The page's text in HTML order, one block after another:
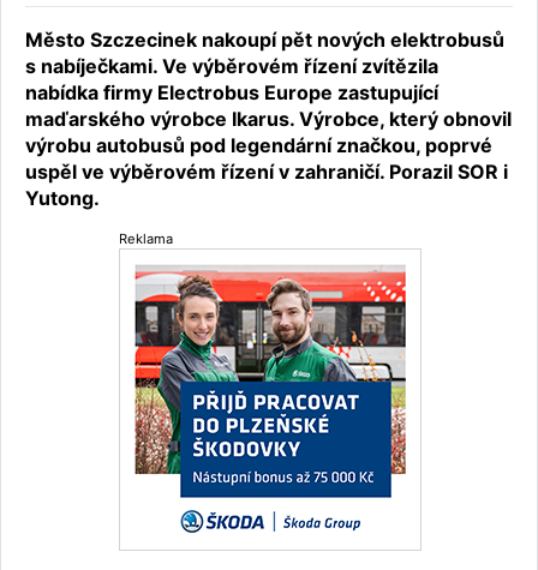
Město Szczecinek nakoupí pět nových elektrobusů
s nabíječkami. Ve výběrovém řízení zvítězila
nabídka firmy Electrobus Europe zastupující
maďarského výrobce Ikarus. Výrobce, který obnovil
výrobu autobusů pod legendární značkou, poprvé
uspěl ve výběrovém řízení v zahraničí. Porazil SOR i
Yutong.
Reklama